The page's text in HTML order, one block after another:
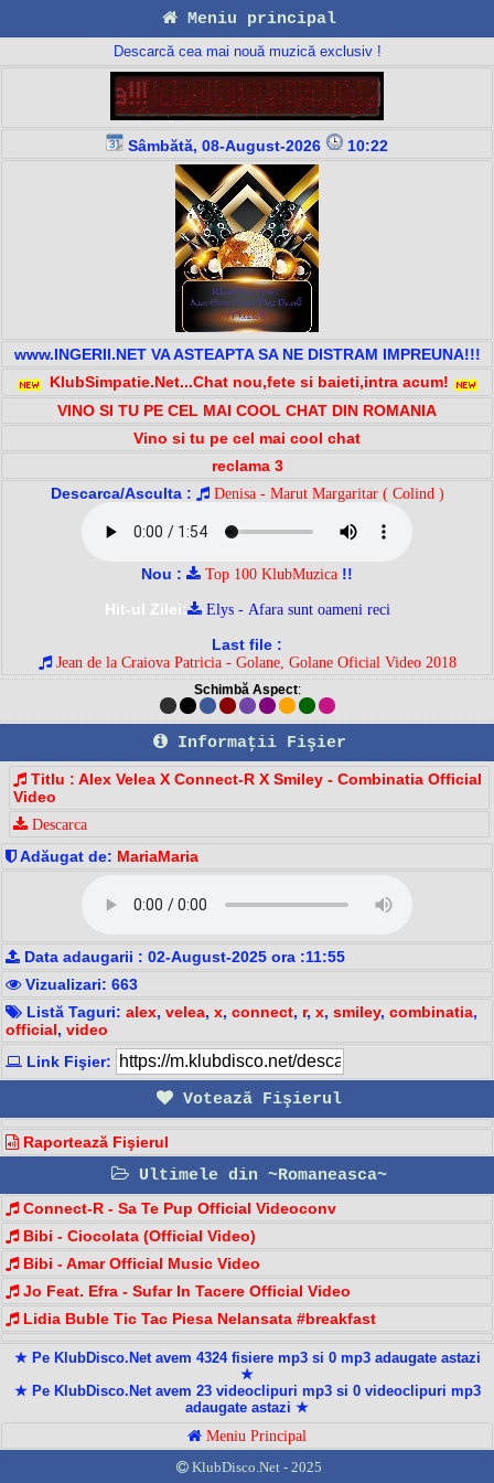
Meniu principal
Descarcă cea mai nouă muzică exclusiv !
Sâmbătă, 08-August-2026 10:22
www.INGERII.NET VA ASTEAPTA SA NE DISTRAM IMPREUNA!!!
KlubSimpatie.Net...Chat nou,fete si baieti,intra acum!
VINO SI TU PE CEL MAI COOL CHAT DIN ROMANIA
Vino si tu pe cel mai cool chat
reclama 3
Descarca/Asculta :
Denisa - Marut Margaritar ( Colind )
Nou : Top 100 KlubMuzica !!
Hit-ul Zilei:
Elys - Afara sunt oameni reci
Last file :
Jean de la Craiova Patricia - Golane, Golane Oficial Video 2018
Schimbă Aspect:
Informaţii Fişier
Titlu : Alex Velea X Connect-R X Smiley - Combinatia Official
Video
Descarca
Adăugat de: MariaMaria
Data adaugarii : 02-August-2025 ora :11:55
Vizualizari: 663
Listă Taguri: alex, velea, x, connect, r, x, smiley, combinatia,
official, video
Link Fişier:
Votează Fişierul
Raportează Fişierul
Ultimele din ~Romaneasca~
Connect-R - Sa Te Pup Official Videoconv
Bibi - Ciocolata (Official Video)
Bibi - Amar Official Music Video
Jo Feat. Efra - Sufar In Tacere Official Video
Lidia Buble Tic Tac Piesa Nelansata #breakfast
★ Pe KlubDisco.Net avem 4324 fisiere mp3 si 0 mp3 adaugate astazi
★
★ Pe KlubDisco.Net avem 23 videoclipuri mp3 si 0 videoclipuri mp3
adaugate astazi ★
Meniu Principal
KlubDisco.Net - 2025